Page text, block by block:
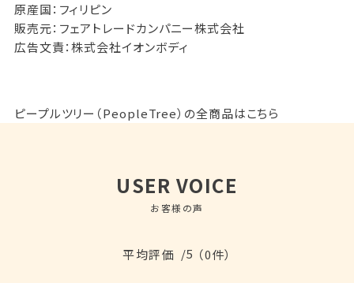
原産国：フィリピン
販売元：フェアトレードカンパニー株式会社
広告文責：株式会社イオンボディ
ピープルツリー（PeopleTree）の全商品はこちら
USER VOICE
お客様の声
平均評価 /5 （0件）